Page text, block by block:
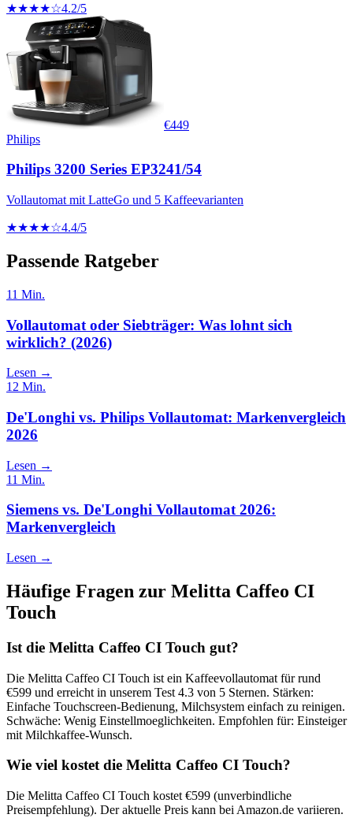
★★★★☆4.2/5
€449
Philips
Philips 3200 Series EP3241/54
Vollautomat mit LatteGo und 5 Kaffeevarianten
★★★★☆4.4/5
Passende Ratgeber
11 Min.
Vollautomat oder Siebträger: Was lohnt sich
wirklich? (2026)
Lesen →
12 Min.
De'Longhi vs. Philips Vollautomat: Markenvergleich
2026
Lesen →
11 Min.
Siemens vs. De'Longhi Vollautomat 2026:
Markenvergleich
Lesen →
Häufige Fragen zur Melitta Caffeo CI
Touch
Ist die Melitta Caffeo CI Touch gut?
Die Melitta Caffeo CI Touch ist ein Kaffeevollautomat für rund
€599 und erreicht in unserem Test 4.3 von 5 Sternen. Stärken:
Einfache Touchscreen-Bedienung, Milchsystem einfach zu reinigen.
Schwäche: Wenig Einstellmoeglichkeiten. Empfohlen für: Einsteiger
mit Milchkaffee-Wunsch.
Wie viel kostet die Melitta Caffeo CI Touch?
Die Melitta Caffeo CI Touch kostet €599 (unverbindliche
Preisempfehlung). Der aktuelle Preis kann bei Amazon.de variieren.